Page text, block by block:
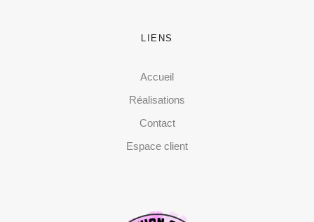
LIENS
Accueil
Réalisations
Contact
Espace client